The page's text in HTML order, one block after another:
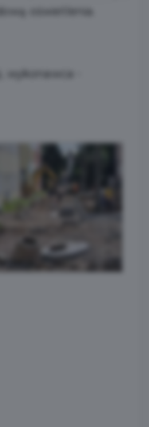
oświetlenia.
wykonawca -